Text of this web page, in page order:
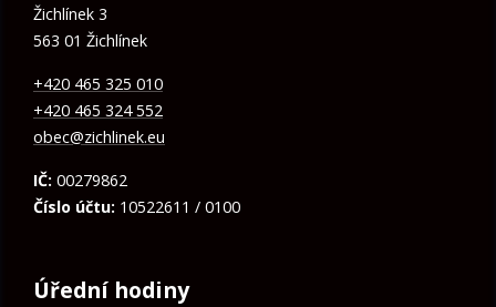
Žichlínek 3
563 01 Žichlínek
+420 465 325 010
+420 465 324 552
obec@zichlinek.eu
IČ: 00279862
Číslo účtu: 10522611 / 0100
Úřední hodiny